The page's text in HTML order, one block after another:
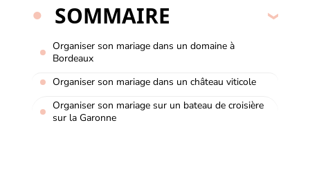
SOMMAIRE
Organiser son mariage dans un domaine à
Bordeaux
Organiser son mariage dans un château viticole
Organiser son mariage sur un bateau de croisière
sur la Garonne